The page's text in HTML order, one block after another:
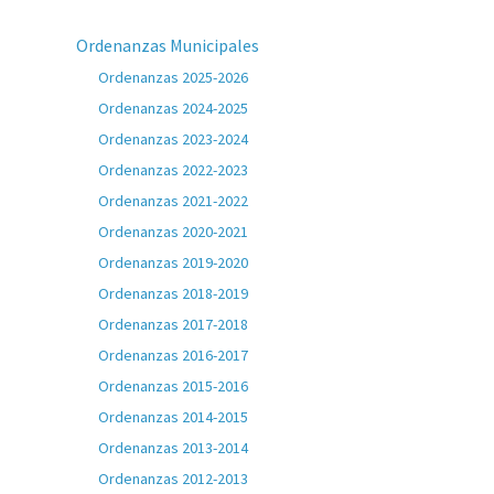
Ordenanzas Municipales
Ordenanzas 2025-2026
Ordenanzas 2024-2025
Ordenanzas 2023-2024
Ordenanzas 2022-2023
Ordenanzas 2021-2022
Ordenanzas 2020-2021
Ordenanzas 2019-2020
Ordenanzas 2018-2019
Ordenanzas 2017-2018
Ordenanzas 2016-2017
Ordenanzas 2015-2016
Ordenanzas 2014-2015
Ordenanzas 2013-2014
Ordenanzas 2012-2013